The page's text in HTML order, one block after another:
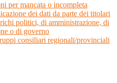
per mancata o incompleta
dei dati da parte dei titolari
politici, di amministrazione, di
o di governo
consiliari regionali/provinciali